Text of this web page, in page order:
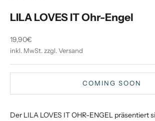
LILA LOVES IT Ohr-Engel
Angebot
19,90€
inkl. MwSt. zzgl. Versand
COMING SOON
Der LILA LOVES IT OHR-ENGEL präsentiert